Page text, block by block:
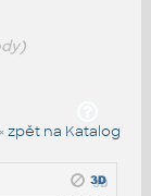
« zpět na Katalog